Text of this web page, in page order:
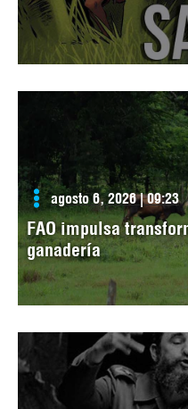
agosto 6, 2026 | 09:23
FAO impulsa
ganadería